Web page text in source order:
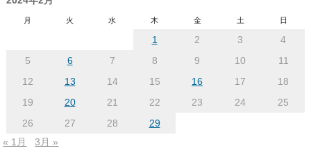
月 火 水 木 金 土 日
1 2 3
4
5
6 7 8 9 10
11
12
13 14 15 16 17
18
19
20 21 22 23 24
25
26
27 28
29
« 1月
3月 »